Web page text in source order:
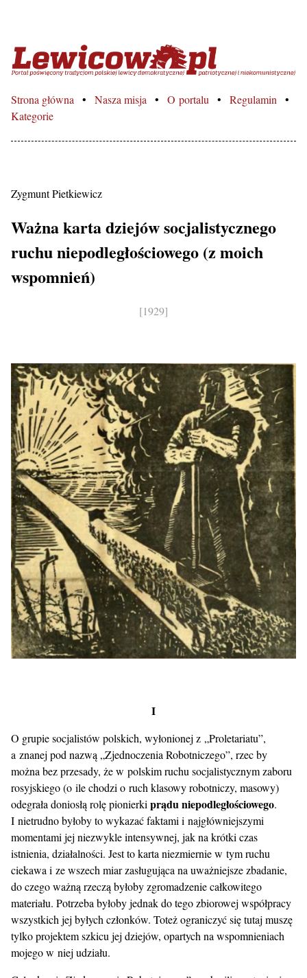
Lewicowo.pl – Portal
Strona główna Nasza misja O portalu
Regulamin
Kategorie
Zygmunt Pietkiewicz
Ważna karta dziejów socjalistycznego
ruchu niepodległościowego (z moich
wspomnień)
[1929]
I
O grupie socjalistów polskich, wyłonionej z „Proletariatu”,
a znanej pod nazwą „Zjednoczenia Robotniczego”, rzec by
można bez przesady, że w polskim ruchu socjalistycznym zaboru
rosyjskiego (o ile chodzi o ruch klasowy robotniczy, masowy)
odegrała doniosłą rolę pionierki prądu niepodległościowego.
I nietrudno byłoby to wykazać faktami i najgłówniejszymi
momentami jej niezwykle intensywnej, jak na krótki czas
istnienia, działalności. Jest to karta niezmiernie w tym ruchu
ciekawa i ze wszech miar zasługująca na uważniejsze zbadanie,
do czego ważną rzeczą byłoby zgromadzenie całkowitego
materiału. Potrzeba byłoby jednak do tego zbiorowej współpracy
wszystkich jej byłych członków. Toteż ograniczyć się tutaj muszę
tylko projektem szkicu jej dziejów, opartych na wspomnieniach
mojego w niej udziału.